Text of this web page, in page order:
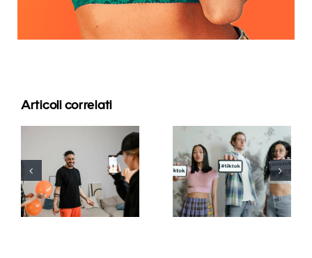
Articoli correlati
Le 21
domande
più cercate
sulle reti
sociali
Migliori app
di editing
video per
creare
capolavori